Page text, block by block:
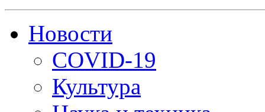
Новости
COVID-19
Культура